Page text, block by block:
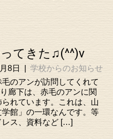
てきた♫(^^)v
8日
学校からのお知らせ
のアンが訪問してくれて
廊下は、赤毛のアンに関
れています。これは、山
館」の一環なんです。等
レス、資料など […]